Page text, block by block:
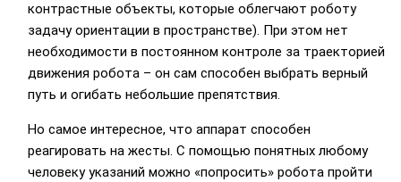
контрастные объекты, которые облегчают роботу
задачу ориентации в пространстве). При этом нет
необходимости в постоянном контроле за траекторией
движения робота – он сам способен выбрать верный
путь и огибать небольшие препятствия.
Но самое интересное, что аппарат способен
реагировать на жесты. С помощью понятных любому
человеку указаний можно «попросить» робота пройти